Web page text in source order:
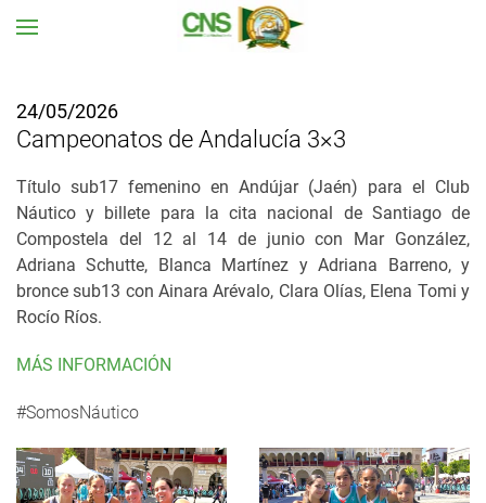
24/05/2026
Campeonatos de Andalucía 3×3
Título sub17 femenino en Andújar (Jaén) para el Club
Náutico y billete para la cita nacional de Santiago de
Compostela del 12 al 14 de junio con Mar González,
Adriana Schutte, Blanca Martínez y Adriana Barreno, y
bronce sub13 con Ainara Arévalo, Clara Olías, Elena Tomi y
Rocío Ríos.
MÁS INFORMACIÓN
#SomosNáutico